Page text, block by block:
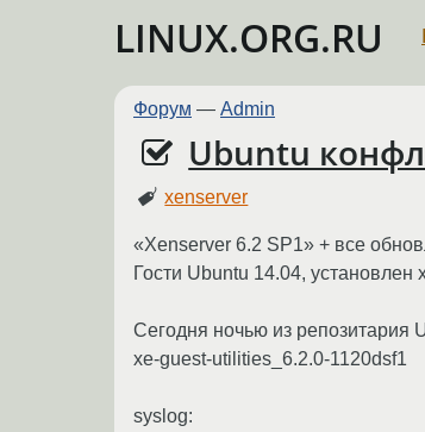
LINUX.ORG.RU
Форум — Admin
Ubuntu
xenserver
«Xenserver 6.2 SP1» + все
Гости Ubuntu 14.04,
Сегодня ночью из репозитария
xe-guest-utilities_6.2.0-1120dsf1
syslog: